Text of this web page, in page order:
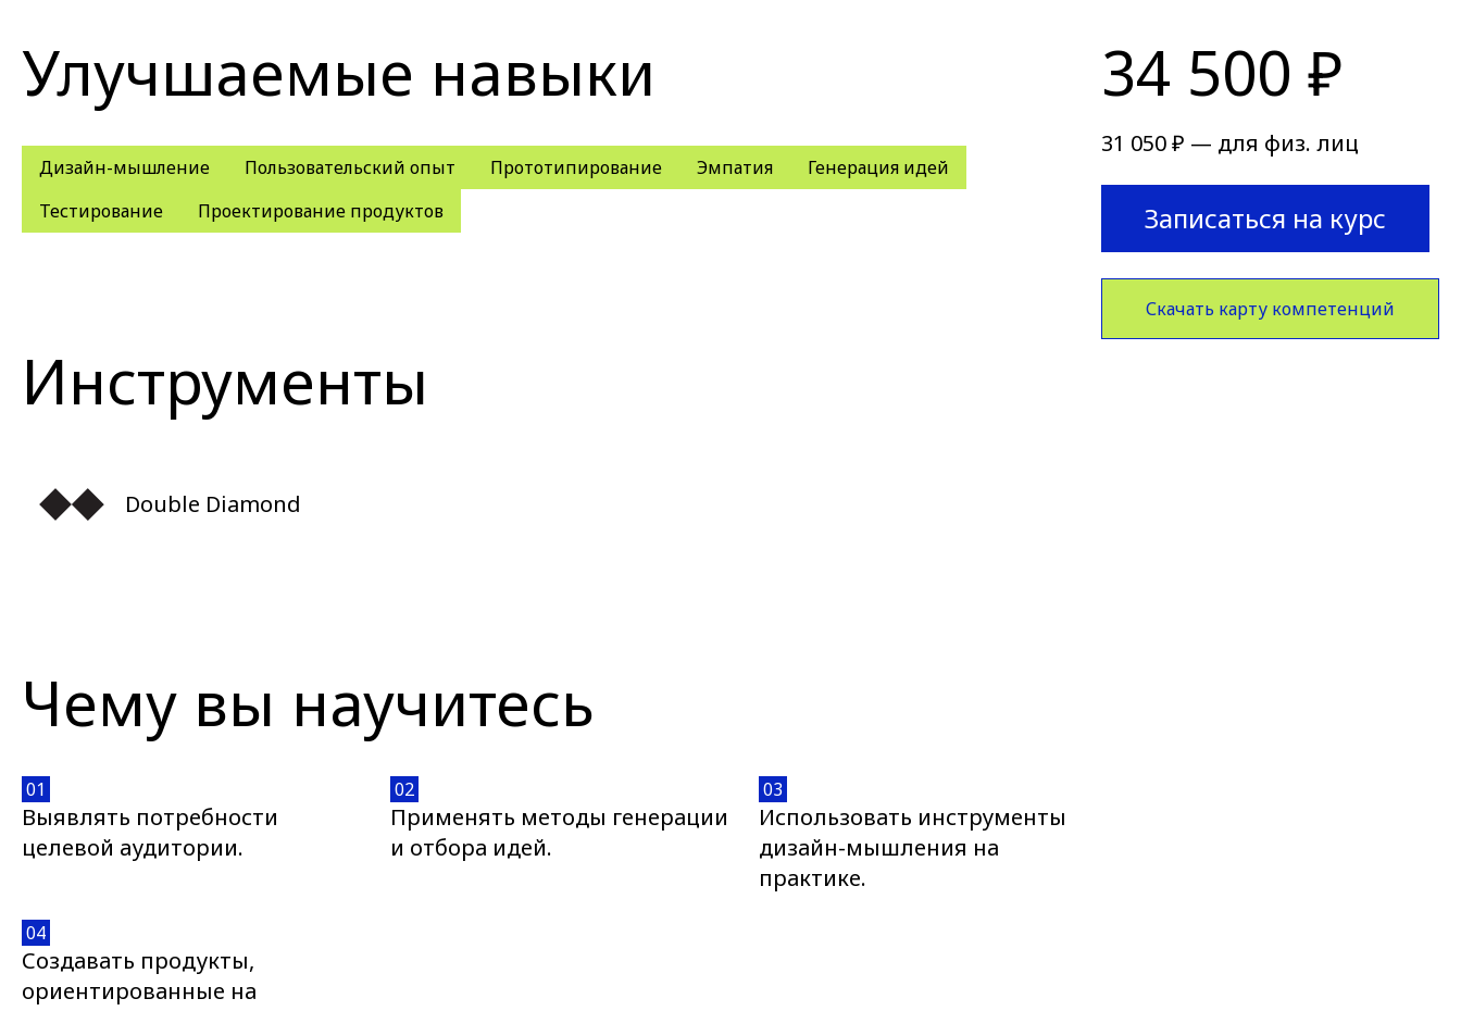
Улучшаемые навыки
Дизайн-мышление Пользовательский опыт Прототипирование Эмпатия
Генерация идей
Тестирование
Проектирование продуктов
Инструменты
Double Diamond
Чему вы научитесь
01
Выявлять потребности
целевой аудитории.
02
Применять методы генерации
и отбора идей.
03
Использовать инструменты
дизайн-мышления на
практике.
04
Создавать продукты,
ориентированные на
34 500 ₽
31 050 ₽ — для физ. лиц
Записаться на курс
Скачать карту компетенций